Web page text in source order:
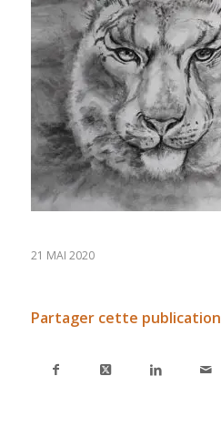
21 MAI 2020
Partager cette publication